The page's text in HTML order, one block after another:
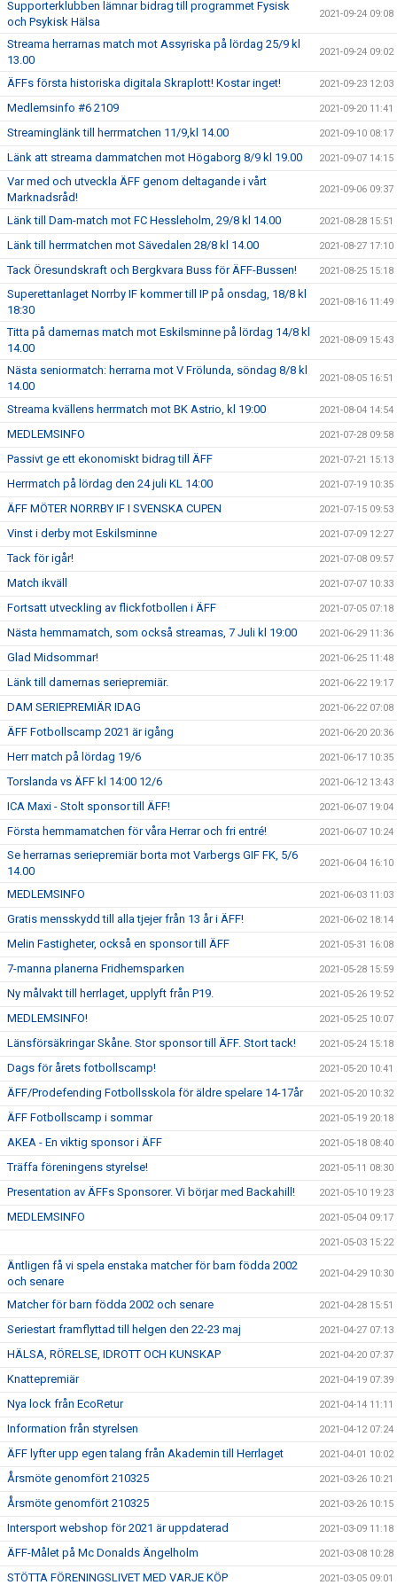
Supporterklubben lämnar bidrag till programmet Fysisk
och Psykisk Hälsa
2021-09-24 09:08
Streama herrarnas match mot Assyriska på lördag 25/9 kl
13.00
2021-09-24 09:02
ÄFFs första historiska digitala Skraplott! Kostar inget! 2021-09-23 12:03
Medlemsinfo #6 2109 2021-09-20 11:41
Streaminglänk till herrmatchen 11/9,kl 14.00 2021-09-10 08:17
Länk att streama dammatchen mot Högaborg 8/9 kl 19.00 2021-09-07 14:15
Var med och utveckla ÄFF genom deltagande i vårt
Marknadsråd!
2021-09-06 09:37
Länk till Dam-match mot FC Hessleholm, 29/8 kl 14.00 2021-08-28 15:51
Länk till herrmatchen mot Sävedalen 28/8 kl 14.00 2021-08-27 17:10
Tack Öresundskraft och Bergkvara Buss för ÄFF-Bussen! 2021-08-25 15:18
Superettanlaget Norrby IF kommer till IP på onsdag, 18/8 kl
18:30
2021-08-16 11:49
Titta på damernas match mot Eskilsminne på lördag 14/8 kl
14.00
2021-08-09 15:43
Nästa seniormatch: herrarna mot V Frölunda, söndag 8/8 kl
14.00
2021-08-05 16:51
Streama kvällens herrmatch mot BK Astrio, kl 19:00 2021-08-04 14:54
MEDLEMSINFO 2021-07-28 09:58
Passivt ge ett ekonomiskt bidrag till ÄFF 2021-07-21 15:13
Herrmatch på lördag den 24 juli KL 14:00 2021-07-19 10:35
ÄFF MÖTER NORRBY IF I SVENSKA CUPEN 2021-07-15 09:53
Vinst i derby mot Eskilsminne 2021-07-09 12:27
Tack för igår! 2021-07-08 09:57
Match ikväll 2021-07-07 10:33
Fortsatt utveckling av flickfotbollen i ÄFF 2021-07-05 07:18
Nästa hemmamatch, som också streamas, 7 Juli kl 19:00 2021-06-29 11:36
Glad Midsommar! 2021-06-25 11:48
Länk till damernas seriepremiär. 2021-06-22 19:17
DAM SERIEPREMIÄR IDAG 2021-06-22 07:08
ÄFF Fotbollscamp 2021 är igång 2021-06-20 20:36
Herr match på lördag 19/6 2021-06-17 10:35
Torslanda vs ÄFF kl 14:00 12/6 2021-06-12 13:43
ICA Maxi - Stolt sponsor till ÄFF! 2021-06-07 19:04
Första hemmamatchen för våra Herrar och fri entré! 2021-06-07 10:24
Se herrarnas seriepremiär borta mot Varbergs GIF FK, 5/6
14.00
2021-06-04 16:10
MEDLEMSINFO 2021-06-03 11:03
Gratis mensskydd till alla tjejer från 13 år i ÄFF! 2021-06-02 18:14
Melin Fastigheter, också en sponsor till ÄFF 2021-05-31 16:08
7-manna planerna Fridhemsparken 2021-05-28 15:59
Ny målvakt till herrlaget, upplyft från P19. 2021-05-26 19:52
MEDLEMSINFO! 2021-05-25 10:07
Länsförsäkringar Skåne. Stor sponsor till ÄFF. Stort tack! 2021-05-24 15:18
Dags för årets fotbollscamp! 2021-05-20 10:41
ÄFF/Prodefending Fotbollsskola för äldre spelare 14-17år 2021-05-20 10:32
ÄFF Fotbollscamp i sommar 2021-05-19 20:18
AKEA - En viktig sponsor i ÄFF 2021-05-18 08:40
Träffa föreningens styrelse! 2021-05-11 08:30
Presentation av ÄFFs Sponsorer. Vi börjar med Backahill! 2021-05-10 19:23
MEDLEMSINFO 2021-05-04 09:17
2021-05-03 15:22
Äntligen få vi spela enstaka matcher för barn födda 2002
och senare
2021-04-29 10:30
Matcher för barn födda 2002 och senare 2021-04-28 15:51
Seriestart framflyttad till helgen den 22-23 maj 2021-04-27 07:13
HÄLSA, RÖRELSE, IDROTT OCH KUNSKAP 2021-04-20 07:37
Knattepremiär 2021-04-19 07:39
Nya lock från EcoRetur 2021-04-14 11:11
Information från styrelsen 2021-04-12 07:24
ÄFF lyfter upp egen talang från Akademin till Herrlaget 2021-04-01 10:02
Årsmöte genomfört 210325 2021-03-26 10:21
Årsmöte genomfört 210325 2021-03-26 10:15
Intersport webshop för 2021 är uppdaterad 2021-03-09 11:18
ÄFF-Målet på Mc Donalds Ängelholm 2021-03-08 10:28
STÖTTA FÖRENINGSLIVET MED VARJE KÖP 2021-03-05 09:01